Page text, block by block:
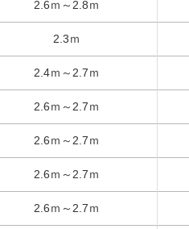
2.6ｍ～2.8ｍ
2.3ｍ
2.4ｍ～2.7ｍ
2.6ｍ～2.7ｍ
2.6ｍ～2.7ｍ
2.6ｍ～2.7ｍ
2.6ｍ～2.7ｍ